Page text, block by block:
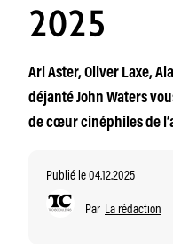
2025
Ari Aster, Oliver Laxe,
déjanté John Waters
de cœur cinéphiles de
Publié le 04.12.2025
Par La rédaction